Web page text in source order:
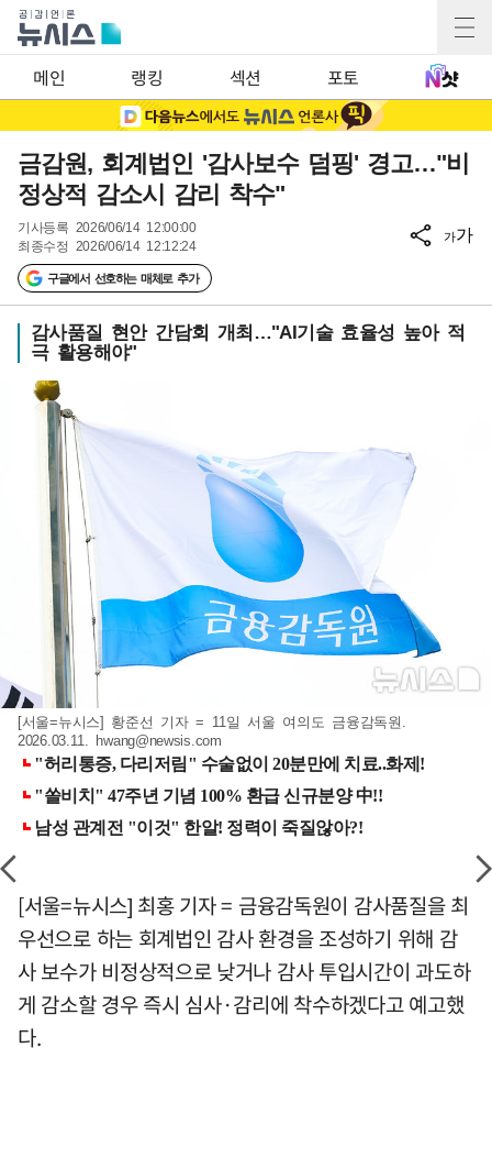
메인 랭킹 섹션 포토
금감원, 회계법인 '감사보수 덤핑' 경고…"비
정상적 감소시 감리 착수"
기사등록 2026/06/14 12:00:00
최종수정 2026/06/14 12:12:24
구글에서 선호하는 매체로 추가
가가
감사품질 현안 간담회 개최…"AI기술 효율성 높아 적
극 활용해야"
[서울=뉴시스] 황준선 기자 = 11일 서울 여의도 금융감독원.
2026.03.11. hwang@newsis.com
[서울=뉴시스] 최홍 기자 = 금융감독원이 감사품질을 최
우선으로 하는 회계법인 감사 환경을 조성하기 위해 감
사 보수가 비정상적으로 낮거나 감사 투입시간이 과도하
게 감소할 경우 즉시 심사·감리에 착수하겠다고 예고했
다.